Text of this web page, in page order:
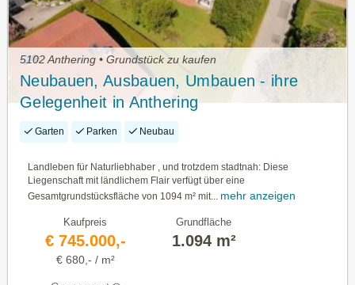
5102 Anthering • Grundstück zu kaufen
Neubauen, Ausbauen, Umbauen - ihre
Gelegenheit in Anthering
Garten Parken Neubau
Landleben für Naturliebhaber , und trotzdem stadtnah: Diese
Liegenschaft mit ländlichem Flair verfügt über eine
Gesamtgrundstücksfläche von 1094 m² mit... mehr anzeigen
Kaufpreis
€ 745.000,-
€ 680,- / m²
Grundfläche
1.094 m²